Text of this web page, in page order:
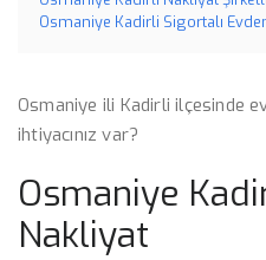
Osmaniye Kadirli Sigortalı
Osmaniye ili Kadirli ilçesinde
ihtiyacınız var?
Osmaniye
Nakliyat